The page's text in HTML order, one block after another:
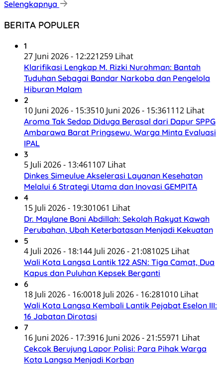
Selengkapnya
BERITA POPULER
1
27 Juni 2026 - 12:221259 Lihat
Klarifikasi Lengkap M. Rizki Nurohman: Bantah
Tuduhan Sebagai Bandar Narkoba dan Pengelola
Hiburan Malam
2
10 Juni 2026 - 15:3510 Juni 2026 - 15:361112 Lihat
Aroma Tak Sedap Diduga Berasal dari Dapur SPPG
Ambarawa Barat Pringsewu, Warga Minta Evaluasi
IPAL
3
5 Juli 2026 - 13:461107 Lihat
Dinkes Simeulue Akselerasi Layanan Kesehatan
Melalui 6 Strategi Utama dan Inovasi GEMPITA
4
15 Juli 2026 - 19:301061 Lihat
Dr. Maylane Boni Abdillah: Sekolah Rakyat Kawah
Perubahan, Ubah Keterbatasan Menjadi Kekuatan
5
4 Juli 2026 - 18:144 Juli 2026 - 21:081025 Lihat
Wali Kota Langsa Lantik 122 ASN: Tiga Camat, Dua
Kapus dan Puluhan Kepsek Berganti
6
18 Juli 2026 - 16:0018 Juli 2026 - 16:281010 Lihat
Wali Kota Langsa Kembali Lantik Pejabat Eselon III:
16 Jabatan Dirotasi
7
16 Juni 2026 - 17:3916 Juni 2026 - 21:55971 Lihat
Cekcok Berujung Lapor Polisi: Para Pihak Warga
Kota Langsa Menjadi Korban